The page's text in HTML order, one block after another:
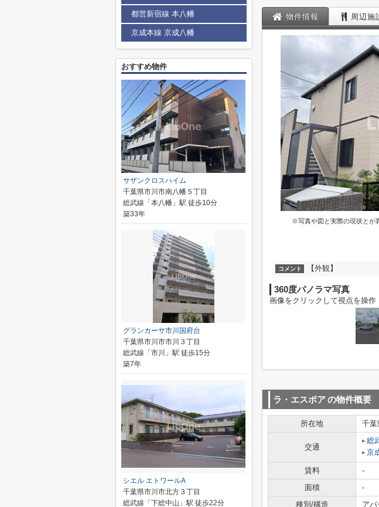
物件情報 周辺施
※写真や図と実際の現状とが
コメント 【外観】
360度パノラマ写真
画像をクリックして視点を操作
ラ・エスポアの物件概要
所在地 千葉
交通
総
京
賃料 -
面積
-
種別/構造
ア
都営新宿線 本八幡
京成本線 京成八幡
おすすめ物件
サザンクロスハイム
千葉県市川市南八幡５丁目
総武線「本八幡」駅 徒歩10分
築33年
グランカーサ市川国府台
千葉県市川市市川３丁目
総武線「市川」駅 徒歩15分
築7年
シエル エトワールA
千葉県市川市北方３丁目
総武線「下総中山」駅 徒歩22分